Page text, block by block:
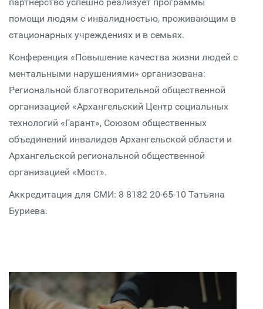
помощи людям с инвалидностью, проживающим в
стационарных учреждениях и в семьях.
Конференция «Повышение качества жизни людей с
ментальными нарушениями» организована:
Региональной благотворительной общественной
организацией «Архангельский Центр социальных
технологий «Гарант», Союзом общественных
объединений инвалидов Архангельской области и
Архангельской региональной общественной
организацией «Мост».
Аккредитация для СМИ: 8 8182 20-65-10 Татьяна
Буриева.